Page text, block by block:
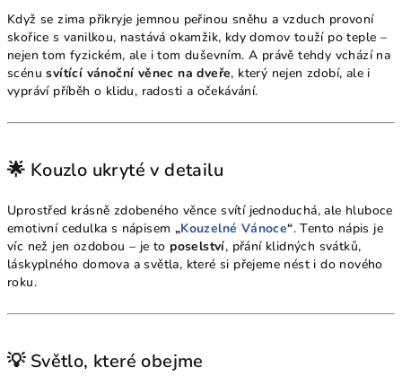
Když se zima přikryje jemnou peřinou sněhu a vzduch provoní
skořice s vanilkou, nastává okamžik, kdy domov touží po teple –
nejen tom fyzickém, ale i tom duševním. A právě tehdy vchází na
scénusvítící vánoční věnec na dveře, který nejen zdobí, ale i
vypráví příběh o klidu, radosti a očekávání.
🌟 Kouzlo ukryté v detailu
Uprostřed krásně zdobeného věnce svítí jednoduchá, ale hluboce
emotivní cedulka s nápisem „Kouzelné Vánoce“. Tento nápis je
víc než jen ozdobou – je to poselství, přání klidných svátků,
láskyplného domova a světla, které si přejeme nést i do nového
roku.
💡 Světlo, které obejme